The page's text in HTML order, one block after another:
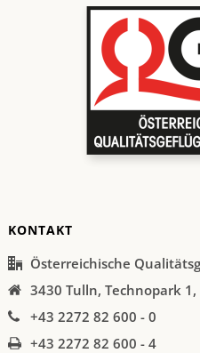
KONTAKT
Österreichische
3430 Tulln, Technopark 1,
+43 2272 82 600 - 0
+43 2272 82 600 - 4